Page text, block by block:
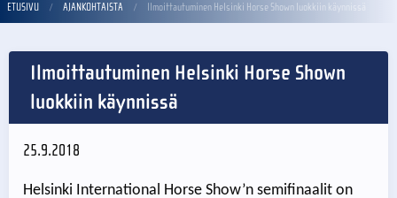
ETUSIVU AJANKOHTAISTA Ilmoittautuminen Helsinki Horse Shown luokkiin käynnissä
Ilmoittautuminen Helsinki Horse Shown
luokkiin käynnissä
25.9.2018
Helsinki International Horse Show’n semifinaalit on